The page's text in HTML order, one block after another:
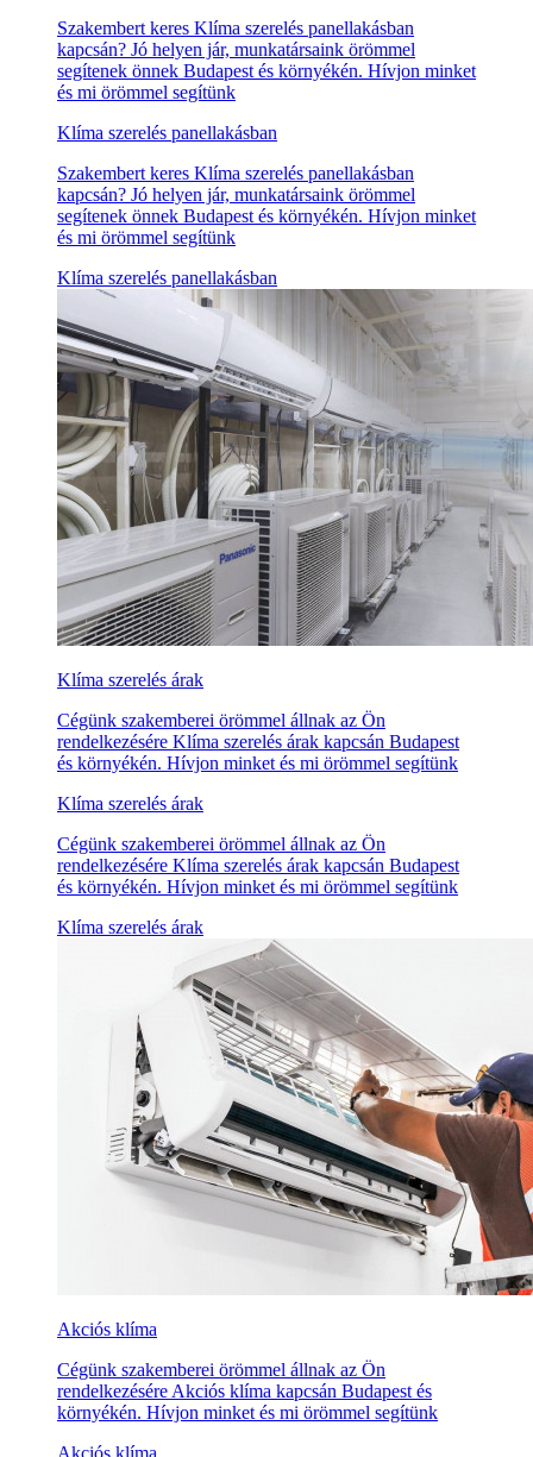
Szakembert keres Klíma szerelés panellakásban
kapcsán? Jó helyen jár, munkatársaink örömmel
segítenek önnek Budapest és környékén. Hívjon minket
és mi örömmel segítünk
Klíma szerelés panellakásban
Szakembert keres Klíma szerelés panellakásban
kapcsán? Jó helyen jár, munkatársaink örömmel
segítenek önnek Budapest és környékén. Hívjon minket
és mi örömmel segítünk
Klíma szerelés panellakásban
Klíma szerelés árak
Cégünk szakemberei örömmel állnak az Ön
rendelkezésére Klíma szerelés árak kapcsán Budapest
és környékén. Hívjon minket és mi örömmel segítünk
Klíma szerelés árak
Cégünk szakemberei örömmel állnak az Ön
rendelkezésére Klíma szerelés árak kapcsán Budapest
és környékén. Hívjon minket és mi örömmel segítünk
Klíma szerelés árak
Akciós klíma
Cégünk szakemberei örömmel állnak az Ön
rendelkezésére Akciós klíma kapcsán Budapest és
környékén. Hívjon minket és mi örömmel segítünk